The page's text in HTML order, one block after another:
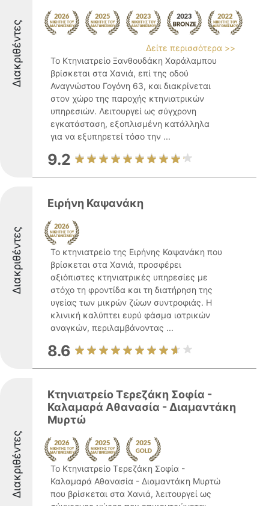
Διακριθέντες
Δείτε περισσότερα >>
Το Κτηνιατρείο Ξανθουδάκη Χαράλαμπου
βρίσκεται στα Χανιά, επί της οδού
Αναγνώστου Γογόνη 63, και διακρίνεται
στον χώρο της παροχής κτηνιατρικών
υπηρεσιών. Λειτουργεί ως σύγχρονη
εγκατάσταση, εξοπλισμένη κατάλληλα
για να εξυπηρετεί τόσο την ...
9.2
Διακριθέντες
Ειρήνη Καψανάκη
Το κτηνιατρείο της Ειρήνης Καψανάκη που
βρίσκεται στα Χανιά, προσφέρει
αξιόπιστες κτηνιατρικές υπηρεσίες με
στόχο τη φροντίδα και τη διατήρηση της
υγείας των μικρών ζώων συντροφιάς. Η
κλινική καλύπτει ευρύ φάσμα ιατρικών
αναγκών, περιλαμβάνοντας ...
8.6
Διακριθέντες
Κτηνιατρείο Τερεζάκη Σοφία -
Καλαμαρά Αθανασία - Διαμαντάκη
Μυρτώ
Το Κτηνιατρείο Τερεζάκη Σοφία -
Καλαμαρά Αθανασία - Διαμαντάκη Μυρτώ
που βρίσκεται στα Χανιά, λειτουργεί ως